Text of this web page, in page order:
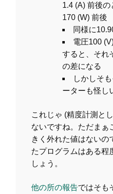
1.4 (A) 前後
170 (W) 前後
同様に
電圧100
すると、それ
の差になる
しかしそ
ーターも怪し
これじゃ (精度計測と
ないですね。ただまぁ
きく外れた値はないの
たプログラムはある程
しょう。
他の所の報告ではそも